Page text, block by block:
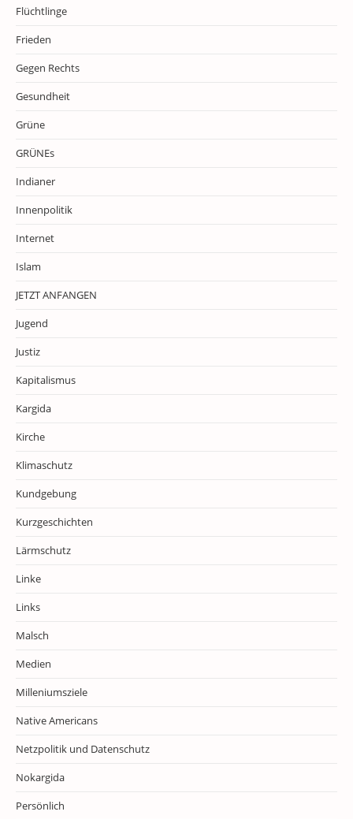
Flüchtlinge
Frieden
Gegen Rechts
Gesundheit
Grüne
GRÜNEs
Indianer
Innenpolitik
Internet
Islam
JETZT ANFANGEN
Jugend
Justiz
Kapitalismus
Kargida
Kirche
Klimaschutz
Kundgebung
Kurzgeschichten
Lärmschutz
Linke
Links
Malsch
Medien
Milleniumsziele
Native Americans
Netzpolitik und Datenschutz
Nokargida
Persönlich